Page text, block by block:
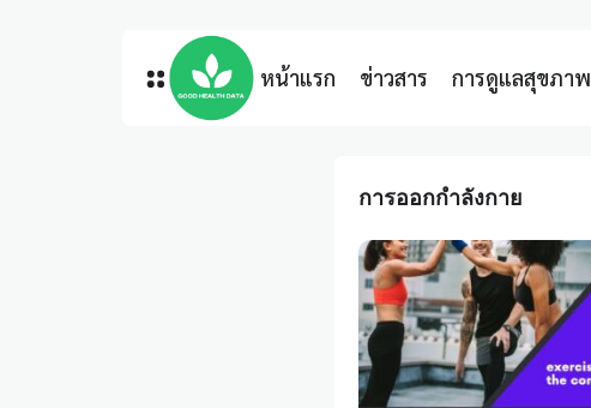
หน้าแรก ข่าวสาร การดูแลสุขภาพ
การออกกําลังกาย